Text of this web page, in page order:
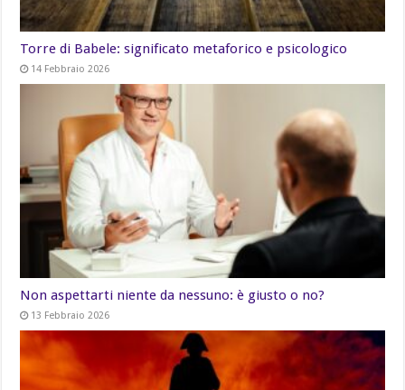
Torre di Babele: significato metaforico e psicologico
14 Febbraio 2026
Non aspettarti niente da nessuno: è giusto o no?
13 Febbraio 2026